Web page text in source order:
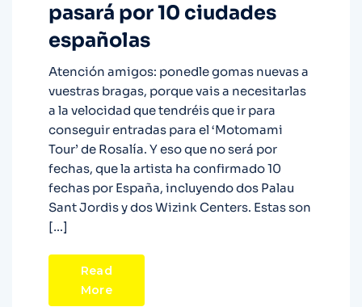
pasará por 10 ciudades
españolas
Atención amigos: ponedle gomas nuevas a
vuestras bragas, porque vais a necesitarlas
a la velocidad que tendréis que ir para
conseguir entradas para el ‘Motomami
Tour’ de Rosalía. Y eso que no será por
fechas, que la artista ha confirmado 10
fechas por España, incluyendo dos Palau
Sant Jordis y dos Wizink Centers. Estas son
[…]
Read
More